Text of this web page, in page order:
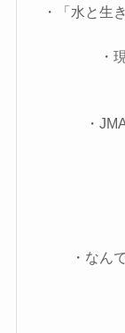
・「水と生
・
・
・なん